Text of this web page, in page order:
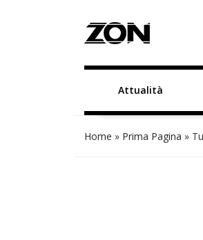
Attualità
Home » Prima Pagina »